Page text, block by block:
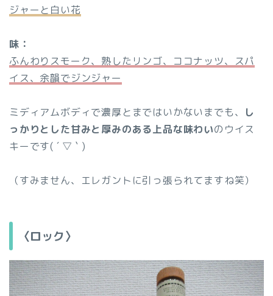
ジャーと白い花
味：
ふんわりスモーク、熟したリンゴ、ココナッツ、スパ
イス、余韻でジンジャー
ミディアムボディで濃厚とまではいかないまでも、
し
っかりとした甘みと厚みのある上品な味わいのウイス
キーです( ´ ▽ ` )
（すみません、エレガントに引っ張られてますね笑）
〈ロック〉